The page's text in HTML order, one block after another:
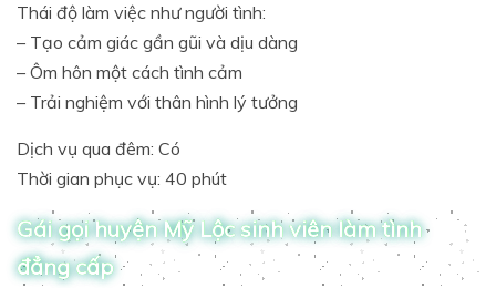
Thái độ làm việc như người tình:
– Tạo cảm giác gần gũi và dịu dàng
– Ôm hôn một cách tình cảm
– Trải nghiệm với thân hình lý tưởng
Dịch vụ qua đêm: Có
Thời gian phục vụ: 40 phút
Gái gọi huyện Mỹ Lộc sinh viên làm tình
đẳng cấp